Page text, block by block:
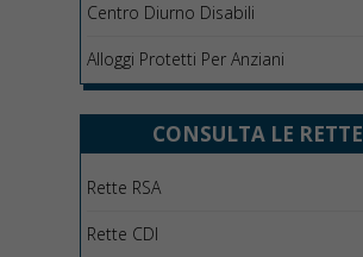
Centro Diurno Disabili
Alloggi Protetti Per Anziani
CONSULTA LE RETTE
Rette RSA
Rette CDI